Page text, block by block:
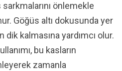
önlemekle
Göğüs altı dokusunda yer
kalmasına yardımcı olur.
bu kasların
zamanla